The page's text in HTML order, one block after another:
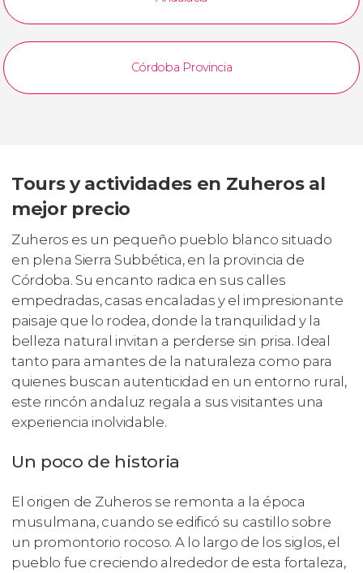
Córdoba Provincia
Tours y actividades en Zuheros al
mejor precio
Zuheros es un pequeño pueblo blanco situado
en plena Sierra Subbética, en la provincia de
Córdoba. Su encanto radica en sus calles
empedradas, casas encaladas y el impresionante
paisaje que lo rodea, donde la tranquilidad y la
belleza natural invitan a perderse sin prisa. Ideal
tanto para amantes de la naturaleza como para
quienes buscan autenticidad en un entorno rural,
este rincón andaluz regala a sus visitantes una
experiencia inolvidable.
Un poco de historia
El origen de Zuheros se remonta a la época
musulmana, cuando se edificó su castillo sobre
un promontorio rocoso. A lo largo de los siglos, el
pueblo fue creciendo alrededor de esta fortaleza,